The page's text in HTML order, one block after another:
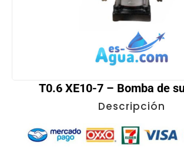
T0.6 XE10-7 – Bomba de
Descripción